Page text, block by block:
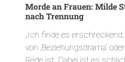
Morde an Frauen: Milde
nach Trennung
„Ich finde es
von ,Beziehungsdrama‘
Rede ist. Dabei ist es